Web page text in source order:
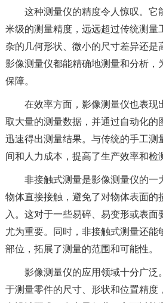
这种测量仪的精度令人惊叹。它
米级的测量精度，远远超过传统测量
杂的几何形状、微小的尺寸差异还是
影像测量仪都能精确地测量和分析，
保障。
在效率方面，影像测量仪也表现
取大量的测量数据，并通过自动化的
迅速得出测量结果。与传统的手工测
间和人力成本，提高了生产效率和检
非接触式测量是影像测量仪的一
物体直接接触，避免了对物体表面的
入。这对于一些易碎、易变形或表面
尤为重要。同时，非接触式测量还能
部位，拓展了测量的范围和可能性。
影像测量仪的应用领域十分广泛
于测量零件的尺寸、形状和位置精度